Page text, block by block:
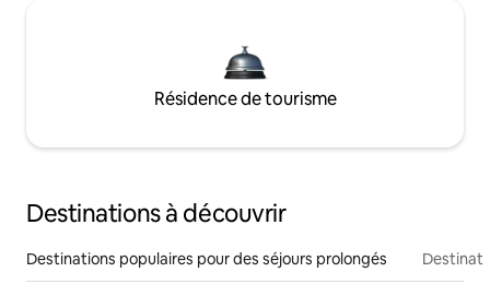
Résidence de tourisme
Destinations à découvrir
Destinations populaires pour des séjours prolongés